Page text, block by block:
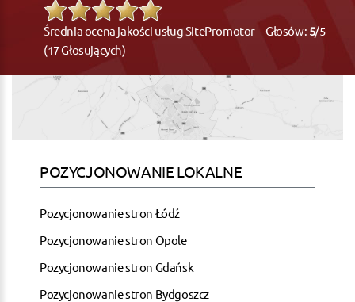
Średnia ocena jakości usług SitePromotor Głosów: 5/5
(17 Głosujących)
POZYCJONOWANIE LOKALNE
Pozycjonowanie stron Łódź
Pozycjonowanie stron Opole
Pozycjonowanie stron Gdańsk
Pozycjonowanie stron Bydgoszcz